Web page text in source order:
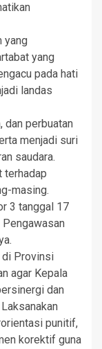
yang
yang
pada hati
landas
dan perbuatan
menjadi suri
saudara.
terhadap
masing.
3 tanggal 17
di Provinsi
agar Kepala
dan
punitif,
korektif guna